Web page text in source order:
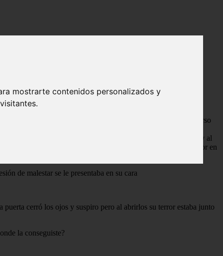
mostrarte contenidos personalizados y
se olvido completamente de las advertencias de su padre con
sus peores miedos Ese año como todos, los chicos del 7° curso
más que sus amigos insistieron en que los acompañara ella se
sorprendidos a los Gryffindorianos de los cuales se despidió y al
no sin antes abrir la ventana debido a que hacía mucho calor en
de malestar se le presentaba en su cara
cerró los ojos y suspiro pero al abrirlos su terror estaba junto
la conseguiste?